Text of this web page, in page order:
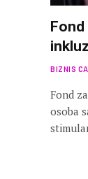
Fond
BIZNIS
Fond
osoba